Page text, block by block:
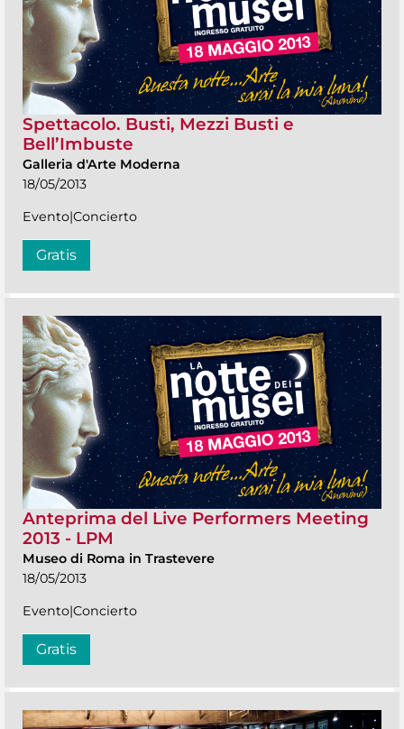
Spettacolo. Busti, Mezzi Busti e
Bell’Imbuste
Galleria d'Arte Moderna
18/05/2013
Evento|Concierto
Gratis
Anteprima del Live Performers Meeting
2013 - LPM
Museo di Roma in Trastevere
18/05/2013
Evento|Concierto
Gratis